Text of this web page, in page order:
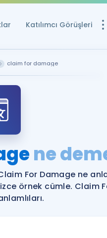
Katılımcı Görüşleri
Ücretsiz
YDS ve YÖKDİL
YDS ve YÖKDİL
YDS ve YÖKDİL'e
claim for damage
ne
For Damage ne
örnek cümle. Claim